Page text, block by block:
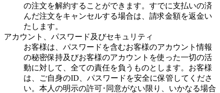
の注文を解約することができます。すでに支払いの済
んだ注文をキャンセルする場合は、請求金額を返金い
たします。
アカウント、パスワード及びセキュリティ
お客様は、パスワードを含むお客様のアカウント情報
の秘密保持及びお客様のアカウントを使った一切の活
動に対して、全ての責任を負うものとします。お客様
は、ご自身のID、パスワードを安全に保管してくださ
い。本人の明示の許可･同意がない限り、いかなる場合